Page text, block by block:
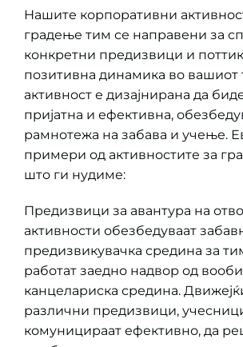
Нашите корпоративни
градење тим се направени за
конкретни предизвици и
позитивна динамика во вашиот
активност е дизајнирана да
пријатна и ефективна,
рамнотежа на забава и учење.
примери од активностите за
што ги нудиме:
Предизвици за авантура на
активности обезбедуваат
предизвикувачка средина за
работат заедно надвор од
канцелариска средина.
различни предизвици,
комуницираат ефективно, да